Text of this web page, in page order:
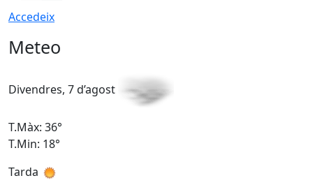
Accedeix
Meteo
Divendres, 7 d’agost
T.Màx: 36°
T.Min: 18°
Tarda